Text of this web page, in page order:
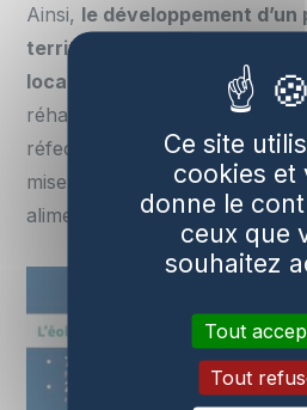
Ainsi, le développement
territoire permet souvent
locaux porteurs d’avenir
:
réhabilitation des bâtiments
réfection des routes, maintien
mise en place de circuits
alimentaire, etc…
Ce site
cookies et
donne le
ceux que
souhaitez
Tout
Tout